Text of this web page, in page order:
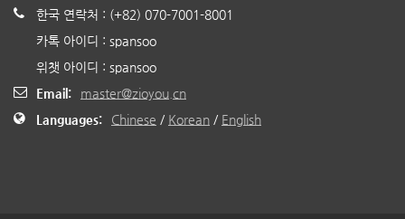
한국 연락처 : (+82) 070-7001-8001
카톡 아이디 : spansoo
위챗 아이디 : spansoo
Email:
master@zioyou.cn
Languages:
Chinese / Korean / English